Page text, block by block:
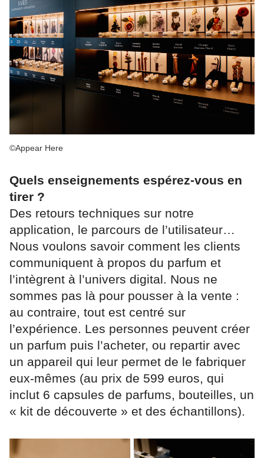
©Appear Here
Quels enseignements espérez-vous en
tirer ?
Des retours techniques sur notre
application, le parcours de l’utilisateur…
Nous voulons savoir comment les clients
communiquent à propos du parfum et
l’intègrent à l’univers digital. Nous ne
sommes pas là pour pousser à la vente :
au contraire, tout est centré sur
l’expérience. Les personnes peuvent créer
un parfum puis l’acheter, ou repartir avec
un appareil qui leur permet de le fabriquer
eux-mêmes (au prix de 599 euros, qui
inclut 6 capsules de parfums, bouteilles, un
« kit de découverte » et des échantillons).